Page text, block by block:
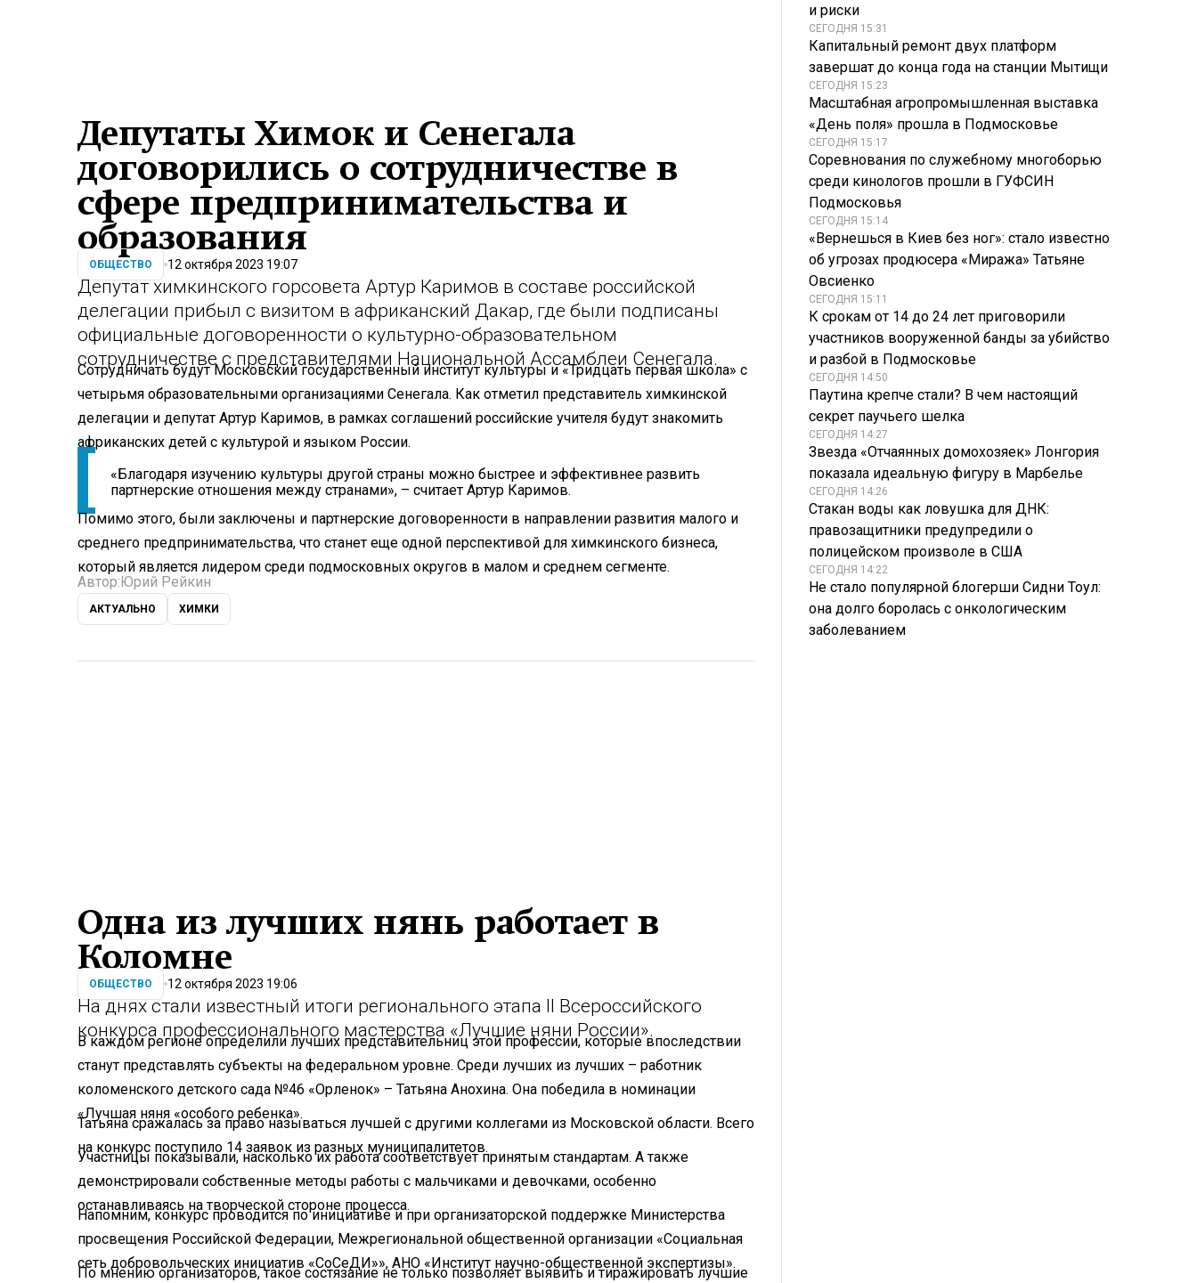
Депутаты Химок и Сенегала
договорились о сотрудничестве в
сфере предпринимательства и
образования
ОБЩЕСТВО 12 октября 2023 19:07
Депутат химкинского горсовета Артур Каримов в составе российской
делегации прибыл с визитом в африканский Дакар, где были подписаны
официальные договоренности о культурно-образовательном
сотрудничестве с представителями Национальной Ассамблеи Сенегала.
Сотрудничать будут Московский государственный институт культуры и «Тридцать первая школа» с
четырьмя образовательными организациями Сенегала. Как отметил представитель химкинской
делегации и депутат Артур Каримов, в рамках соглашений российские учителя будут знакомить
африканских детей с культурой и языком России.
«Благодаря изучению культуры другой страны можно быстрее и эффективнее развить
партнерские отношения между странами», – считает Артур Каримов.
Помимо этого, были заключены и партнерские договоренности в направлении развития малого и
среднего предпринимательства, что станет еще одной перспективой для химкинского бизнеса,
который является лидером среди подмосковных округов в малом и среднем сегменте.
Автор:Юрий Рейкин
АКТУАЛЬНО ХИМКИ
Одна из лучших нянь работает в
Коломне
ОБЩЕСТВО 12 октября 2023 19:06
На днях стали известный итоги регионального этапа II Всероссийского
конкурса профессионального мастерства «Лучшие няни России».
В каждом регионе определили лучших представительниц этой профессии, которые впоследствии
станут представлять субъекты на федеральном уровне. Среди лучших из лучших – работник
коломенского детского сада №46 «Орленок» – Татьяна Анохина. Она победила в номинации
«Лучшая няня «особого ребенка».
Татьяна сражалась за право называться лучшей с другими коллегами из Московской области. Всего
на конкурс поступило 14 заявок из разных муниципалитетов.
Участницы показывали, насколько их работа соответствует принятым стандартам. А также
демонстрировали собственные методы работы с мальчиками и девочками, особенно
останавливаясь на творческой стороне процесса.
Напомним, конкурс проводится по инициативе и при организаторской поддержке Министерства
просвещения Российской Федерации, Межрегиональной общественной организации «Социальная
сеть добровольческих инициатив «СоСеДИ»», АНО «Институт научно-общественной экспертизы».
По мнению организаторов, такое состязание не только позволяет выявить и тиражировать лучшие
и риски
СЕГОДНЯ 15:31
Капитальный ремонт двух платформ
завершат до конца года на станции Мытищи
СЕГОДНЯ 15:23
Масштабная агропромышленная выставка
«День поля» прошла в Подмосковье
СЕГОДНЯ 15:17
Соревнования по служебному многоборью
среди кинологов прошли в ГУФСИН
Подмосковья
СЕГОДНЯ 15:14
«Вернешься в Киев без ног»: стало известно
об угрозах продюсера «Миража» Татьяне
Овсиенко
СЕГОДНЯ 15:11
К срокам от 14 до 24 лет приговорили
участников вооруженной банды за убийство
и разбой в Подмосковье
СЕГОДНЯ 14:50
Паутина крепче стали? В чем настоящий
секрет паучьего шелка
СЕГОДНЯ 14:27
Звезда «Отчаянных домохозяек» Лонгория
показала идеальную фигуру в Марбелье
СЕГОДНЯ 14:26
Стакан воды как ловушка для ДНК:
правозащитники предупредили о
полицейском произволе в США
СЕГОДНЯ 14:22
Не стало популярной блогерши Сидни Тоул:
она долго боролась с онкологическим
заболеванием